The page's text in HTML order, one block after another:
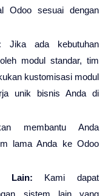
Odoo sesuai dengan
Jika ada kebutuhan
modul standar, tim
kustomisasi modul
unik bisnis Anda di
membantu Anda
lama Anda ke Odoo
Lain: Kami dapat